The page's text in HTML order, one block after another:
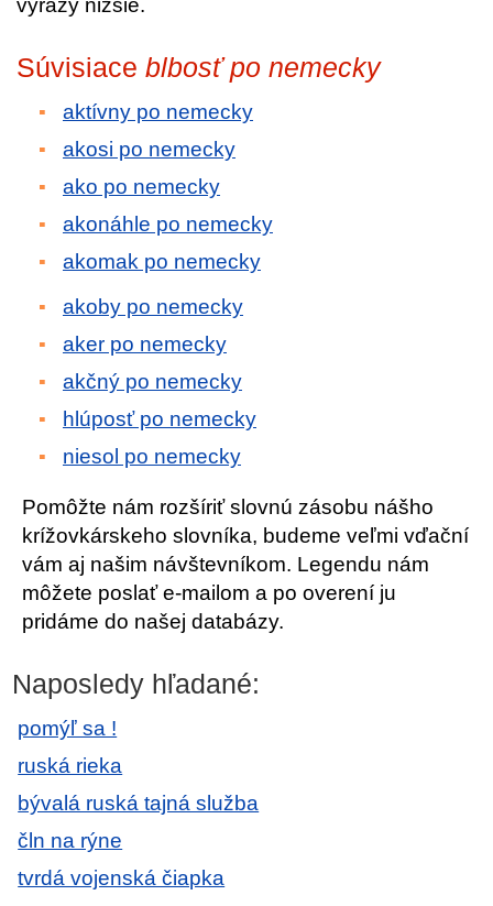
výrazy nižšie.
Súvisiace blbosť po nemecky
aktívny po nemecky
akosi po nemecky
ako po nemecky
akonáhle po nemecky
akomak po nemecky
akoby po nemecky
aker po nemecky
akčný po nemecky
hlúposť po nemecky
niesol po nemecky
Pomôžte nám rozšíriť slovnú zásobu nášho
krížovkárskeho slovníka, budeme veľmi vďační
vám aj našim návštevníkom. Legendu nám
môžete poslať e-mailom a po overení ju
pridáme do našej databázy.
Naposledy hľadané:
pomýľ sa !
ruská rieka
bývalá ruská tajná služba
čln na rýne
tvrdá vojenská čiapka